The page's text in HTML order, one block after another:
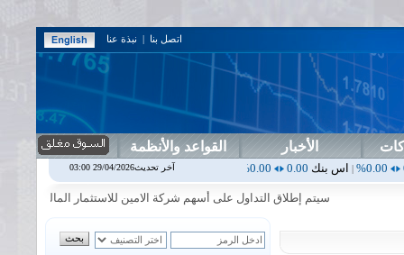
اتصل بنا | نبذة عنا
الأخبار القواعد والأنظمة
بنك0.00
0.00%
|اسفنج1.87 اسلام1.06
1.92%
|اسيا
سيتم إطلاق التداول على أسهم شركة الامين للاستثمار المالي في جلسة الاحد